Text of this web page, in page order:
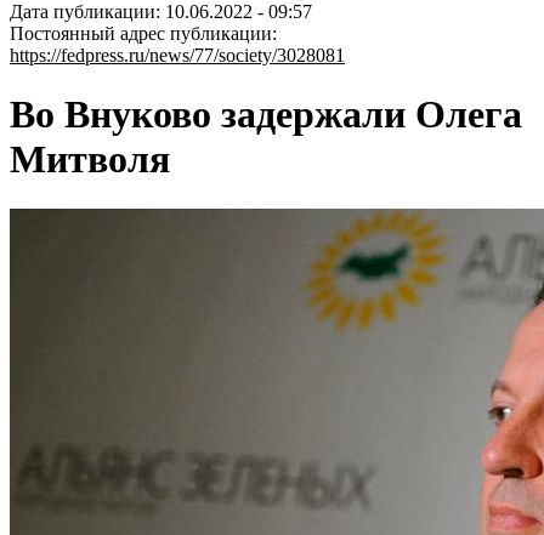
Дата публикации: 10.06.2022 - 09:57
Постоянный адрес публикации:
https://fedpress.ru/news/77/society/3028081
Во Внуково задержали Олега
Митволя